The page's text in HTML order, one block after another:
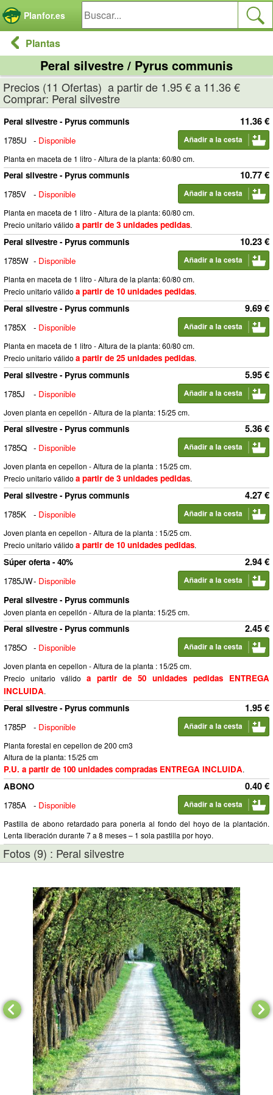
Planfor.es
Plantas
Peral silvestre / Pyrus communis
Precios (11 Ofertas) a partir de 1.95 € a 11.36 €
Comprar: Peral silvestre
11.36 €
Peral silvestre - Pyrus communis
1785U
- Disponible
Planta en maceta de 1 litro - Altura de la planta: 60/80 cm.
10.77 €
Peral silvestre - Pyrus communis
1785V
- Disponible
Planta en maceta de 1 litro - Altura de la planta: 60/80 cm.
Precio unitario válido a partir de 3 unidades pedidas.
10.23 €
Peral silvestre - Pyrus communis
1785W - Disponible
Planta en maceta de 1 litro - Altura de la planta: 60/80 cm.
Precio unitario válido a partir de 10 unidades pedidas.
9.69 €
Peral silvestre - Pyrus communis
1785X
- Disponible
Planta en maceta de 1 litro - Altura de la planta: 60/80 cm.
Precio unitario válido a partir de 25 unidades pedidas.
5.95 €
Peral silvestre - Pyrus communis
1785J
- Disponible
Joven planta en cepellón - Altura de la planta: 15/25 cm.
5.36 €
Peral silvestre - Pyrus communis
1785Q - Disponible
Joven planta en cepellon - Altura de la planta : 15/25 cm.
Precio unitario válido a partir de 3 unidades pedidas.
4.27 €
Peral silvestre - Pyrus communis
1785K
- Disponible
Joven planta en cepellon - Altura de la planta : 15/25 cm.
Precio unitario válido a partir de 10 unidades pedidas.
2.94 €
Súper oferta - 40%
1785JW- Disponible
Peral silvestre - Pyrus communis
Joven planta en cepellón - Altura de la planta: 15/25 cm.
2.45 €
Peral silvestre - Pyrus communis
1785O - Disponible
Joven planta en cepellon - Altura de la planta : 15/25 cm.
Precio unitario válido a partir de 50 unidades pedidas ENTREGA
INCLUIDA.
1.95 €
Peral silvestre - Pyrus communis
1785P
- Disponible
Planta forestal en cepellon de 200 cm3
Altura de la planta: 15/25 cm
P.U. a partir de 100 unidades compradas ENTREGA INCLUIDA.
0.40 €
ABONO
1785A
- Disponible
Pastilla de abono retardado para ponerla al fondo del hoyo de la plantación.
Lenta liberación durante 7 a 8 meses – 1 sola pastilla por hoyo.
Fotos (9) : Peral silvestre
Panel de gestión de cookies